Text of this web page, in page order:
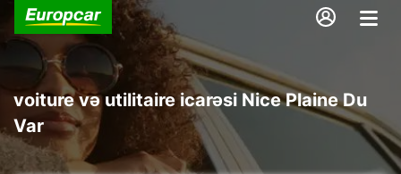
voiture və utilitaire icarəsi Nice Plaine Du
Var